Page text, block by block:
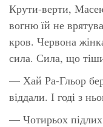
Крути-верти,
вогню їй не
кров. Червона
сила. Сила, що
— Хай Ра-Гльор
віддали. І годі з
— Чотирьох